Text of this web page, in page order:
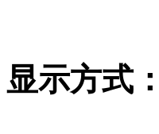
显示方式：